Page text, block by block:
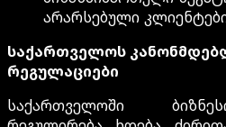
არარსებული
საქართველოს
რეგულაციები
საქართველოში